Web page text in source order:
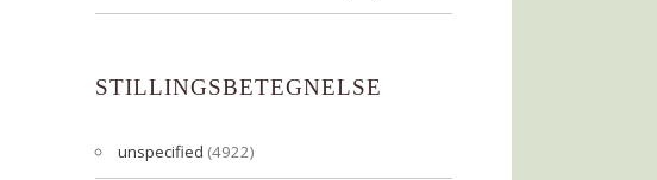
STILLINGSBETEGNELSE
unspecified (4922)